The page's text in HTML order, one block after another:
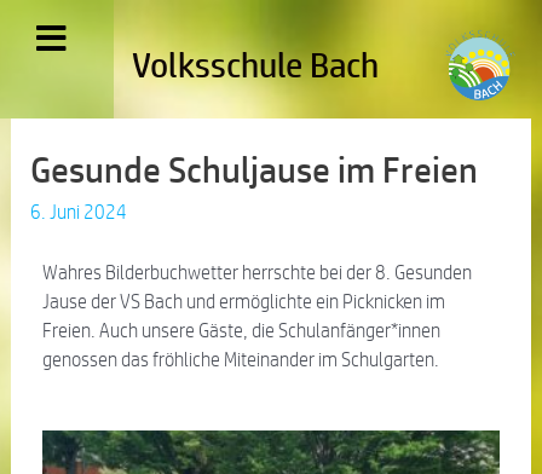
Volksschule Bach
Gesunde Schuljause im Freien
6. Juni 2024
Wahres Bilderbuchwetter herrschte bei der 8. Gesunden
Jause der VS Bach und ermöglichte ein Picknicken im
Freien. Auch unsere Gäste, die Schulanfänger*innen
genossen das fröhliche Miteinander im Schulgarten.